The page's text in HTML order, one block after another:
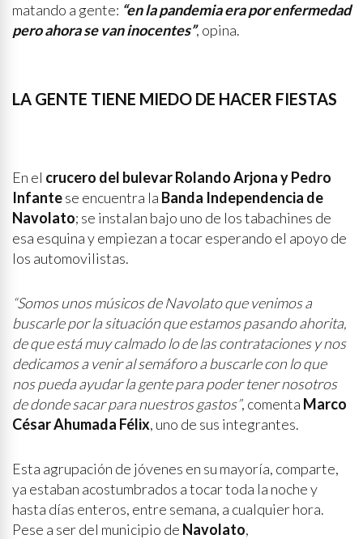
matando a gente: “en la pandemia era por enfermedad
pero ahora se van inocentes”, opina.
LA GENTE TIENE MIEDO DE HACER FIESTAS
En el crucero del bulevar Rolando Arjona y Pedro
Infantese encuentra la Banda Independencia de
Navolato; se instalan bajo uno de los tabachines de
esa esquina y empiezan a tocar esperando el apoyo de
los automovilistas.
“Somos unos músicos de Navolato que venimos a
buscarle por la situación que estamos pasando ahorita,
de que está muy calmado lo de las contrataciones y nos
dedicamos a venir al semáforo a buscarle con lo que
nos pueda ayudar la gente para poder tener nosotros
de donde sacar para nuestros gastos”, comenta Marco
César Ahumada Félix, uno de sus integrantes.
Esta agrupación de jóvenes en su mayoría, comparte,
ya estaban acostumbrados a tocar toda la noche y
hasta días enteros, entre semana, a cualquier hora.
Pese a ser del municipio de Navolato,